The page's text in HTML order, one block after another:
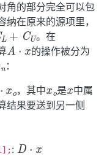
角的部分完全可以包
在原来的源项里，
+CU
。在
A⋅ x
的操作被分为
：
，其中 是
中属
结果要送到另一侧
: